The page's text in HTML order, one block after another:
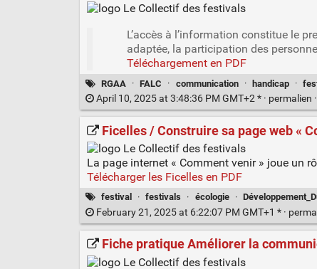
L’accès à l’information constitue le
adaptée, la participation des
Téléchargement en PDF
RGAA · FALC · communication · handicap ·
April 10, 2025 at 3:48:36 PM GMT+2 * · permalien ·
Ficelles / Construire sa page web «
La page internet « Comment venir » joue un
Télécharger les Ficelles en PDF
festival · festivals · écologie ·
February 21, 2025 at 6:22:07 PM GMT+1 * ·
Fiche pratique Améliorer la